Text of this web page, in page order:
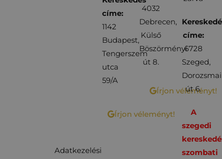
Adatkezelési
címe:
1142
Budapest,
Tengerszem
utca
59/A
Írjon véleményt!
4032
Debrecen,
Külső
Böszörményi
út 8.
Írjon véleményt!
címe:
6728
Szeged,
Dorozsmai
út 6.
A
szegedi
szombati